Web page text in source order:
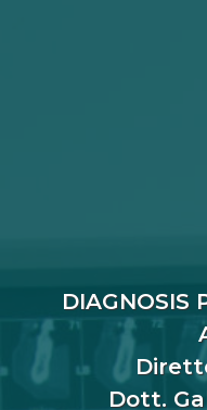
DIAGNOSIS
Dott.